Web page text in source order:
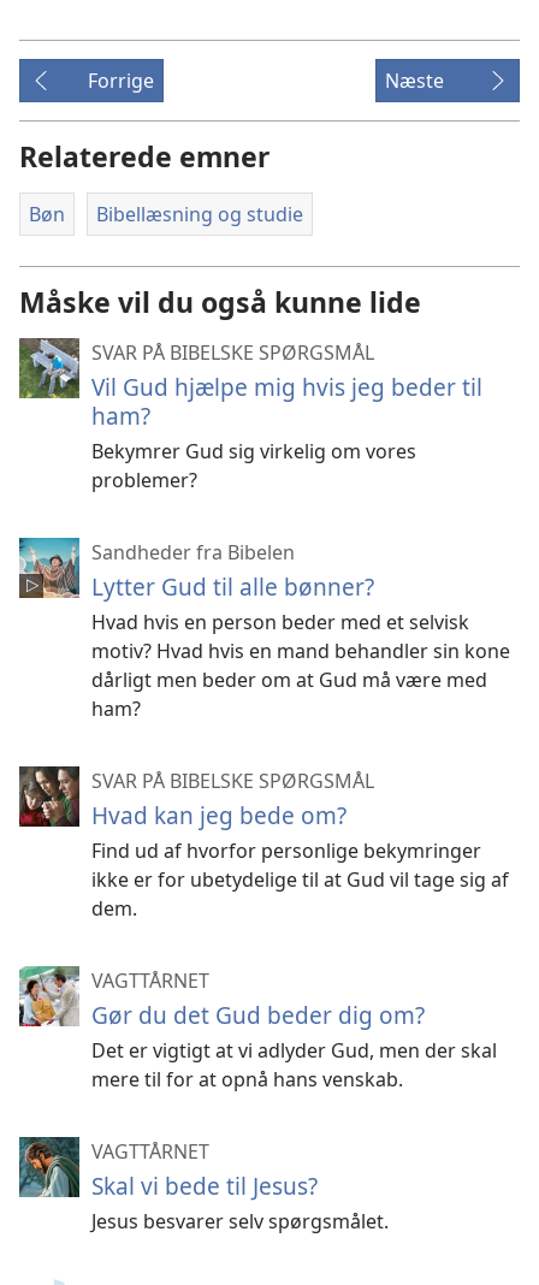
Forrige Næste
Relaterede emner
Bøn Bibellæsning og studie
Måske vil du også kunne lide
SVAR PÅ BIBELSKE SPØRGSMÅL
Vil Gud hjælpe mig hvis jeg beder til
ham?
Bekymrer Gud sig virkelig om vores
problemer?
Sandheder fra Bibelen
Lytter Gud til alle bønner?
Hvad hvis en person beder med et selvisk
motiv? Hvad hvis en mand behandler sin kone
dårligt men beder om at Gud må være med
ham?
SVAR PÅ BIBELSKE SPØRGSMÅL
Hvad kan jeg bede om?
Find ud af hvorfor personlige bekymringer
ikke er for ubetydelige til at Gud vil tage sig af
dem.
VAGTTÅRNET
Gør du det Gud beder dig om?
Det er vigtigt at vi adlyder Gud, men der skal
mere til for at opnå hans venskab.
VAGTTÅRNET
Skal vi bede til Jesus?
Jesus besvarer selv spørgsmålet.